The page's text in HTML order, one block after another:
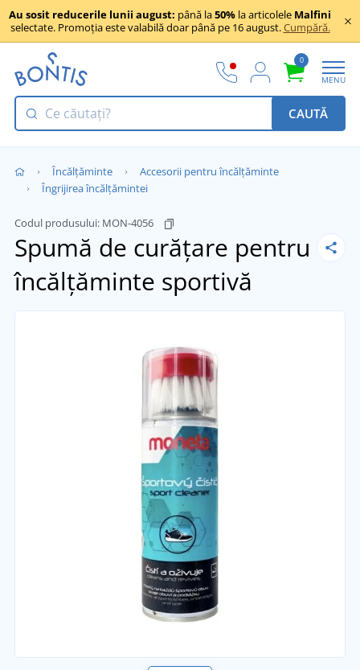
Au sosit reducerile lunii august: până la50% la articolele Malfini
selectate. Promoția este valabilă doar până pe 16 august.Cumpără.
0
MENU
CAUTĂ
Încălţăminte
Accesorii pentru încălțăminte
Îngrijirea încălțămintei
Codul produsului: MON-4056
Spumă de curățare pentru
încălțăminte sportivă